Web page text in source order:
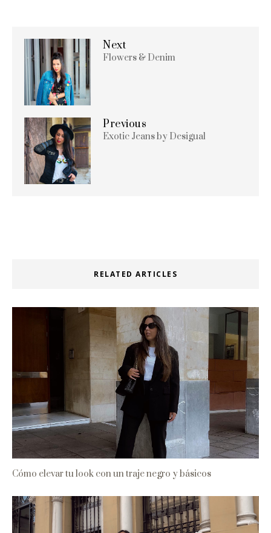
Next
Flowers & Denim
Previous
Exotic Jeans by Desigual
RELATED ARTICLES
Cómo elevar tu look con un traje negro y básicos